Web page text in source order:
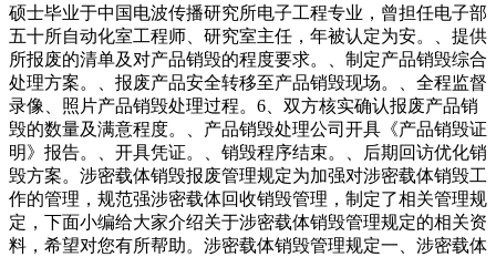
硕士毕业于中国电波传播研究所电子工程专业，曾担任电子部
五十所自动化室工程师、研究室主任，年被认定为安。、提供
所报废的清单及对产品销毁的程度要求。、制定产品销毁综合
处理方案。、报废产品安全转移至产品销毁现场。、全程监督
录像、照片产品销毁处理过程。6、双方核实确认报废产品销
毁的数量及满意程度。、产品销毁处理公司开具《产品销毁证
明》报告。、开具凭证。、销毁程序结束。、后期回访优化销
毁方案。涉密载体销毁报废管理规定为加强对涉密载体销毁工
作的管理，规范强涉密载体回收销毁管理，制定了相关管理规
定，下面小编给大家介绍关于涉密载体销毁管理规定的相关资
料，希望对您有所帮助。涉密载体销毁管理规定一、涉密载体